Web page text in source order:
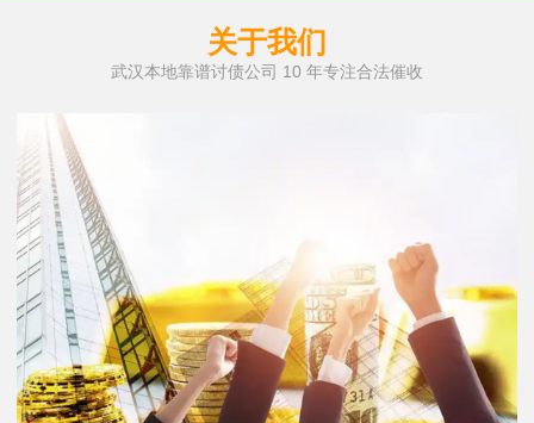
关于我们
武汉本地靠谱讨债公司 10 年专注合法催收